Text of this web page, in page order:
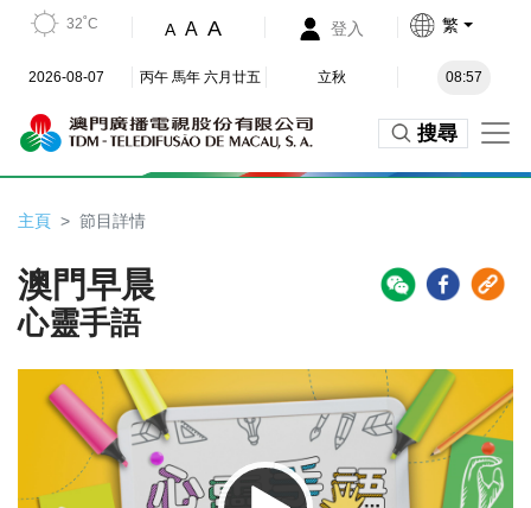
32˚C A A A 登入 繁
2026-08-07 丙午 馬年 六月廿五 立秋 08:57
搜尋
主頁 節目詳情
澳門早晨
心靈手語
Video
Player